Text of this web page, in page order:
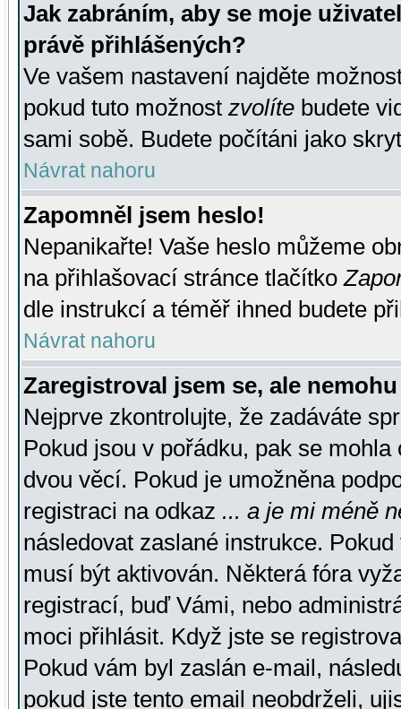
Jak zabráním, aby se moje
právě přihlášených?
Ve vašem nastavení najděte
pokud tuto možnost zvolíte budete
sami sobě. Budete počítáni jako
Návrat nahoru
Zapomněl jsem heslo!
Nepanikařte! Vaše heslo můžeme
na přihlašovací stránce tlačítko
dle instrukcí a téměř ihned budete
Návrat nahoru
Zaregistroval jsem se, ale
Nejprve zkontrolujte, že zadáváte
Pokud jsou v pořádku, pak se
dvou věcí. Pokud je umožněna
registraci na odkaz ... a je mi méně
následovat zaslané instrukce.
musí být aktivován. Některá fóra
registrací, buď Vámi, nebo
moci přihlásit. Když jste se
Pokud vám byl zaslán e-mail,
pokud jste tento email neobdrželi,